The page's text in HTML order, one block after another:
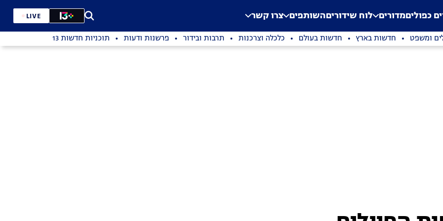
Application error: a
. כפוליםמדורים לוח שידוריםהשותפים צרו קשר LIVE
ומשפט חדשות בארץ חדשות בעולם כלכלה וצרכנות תרבות ובידור פרשנות ודעות תוכניות חדשות 13